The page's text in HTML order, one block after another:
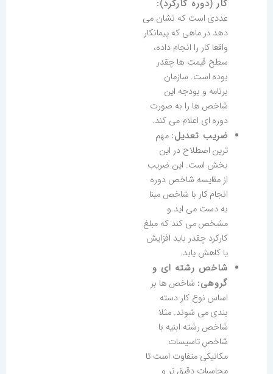
کار (دوره کارکرد):
عددی است که نشان می
دهد در ماهی که پیمانکار
واقعا کار را انجام داده،
سطح قیمت ها چقدر
بوده است. سازمان
برنامه و بودجه این
شاخص ها را به صورت
دوره ای اعلام می کند.
ضریب تعدیل: مهم
ترین اصطلاح در این
بخش است. این ضریب
از مقایسه شاخص دوره
انجام کار با شاخص مبنا
به دست می اید و
مشخص می کند که مبلغ
کارکرد چقدر باید افزایش
یا کاهش یابد.
شاخص رشته ای و
گروهی: شاخص ها بر
اساس نوع کار دسته
بندی می شوند. مثلا
شاخص رشته ابنیه با
شاخص تاسیسات
مکانیکی متفاوت است تا
محاسبات دقیق تر و